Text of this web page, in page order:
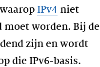
IPv4 niet
moet worden. Bij de
zijn en wordt
die IPv6-basis.